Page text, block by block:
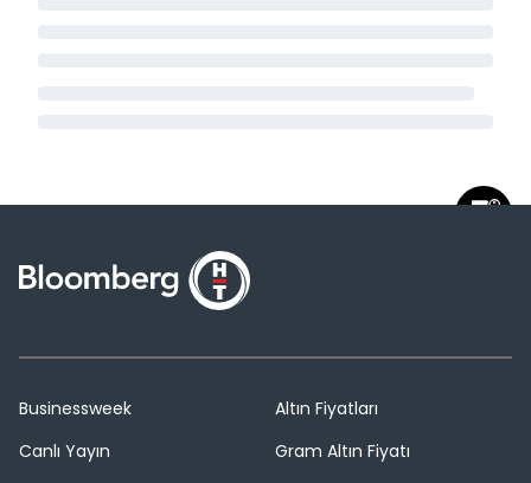
Businessweek
Canlı Yayın
Altın Fiyatları
Gram Altın Fiyatı